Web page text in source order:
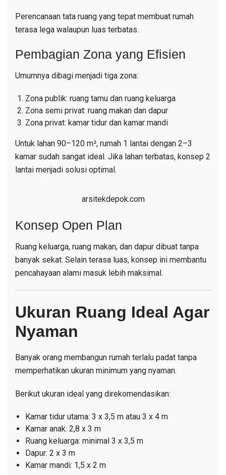
Perencanaan tata ruang yang tepat membuat rumah
terasa lega walaupun luas terbatas.
Pembagian Zona yang Efisien
Umumnya dibagi menjadi tiga zona:
Zona publik: ruang tamu dan ruang keluarga
Zona semi privat: ruang makan dan dapur
Zona privat: kamar tidur dan kamar mandi
Untuk lahan 90–120 m², rumah 1 lantai dengan 2–3
kamar sudah sangat ideal. Jika lahan terbatas, konsep 2
lantai menjadi solusi optimal.
arsitekdepok.com
Konsep Open Plan
Ruang keluarga, ruang makan, dan dapur dibuat tanpa
banyak sekat. Selain terasa luas, konsep ini membantu
pencahayaan alami masuk lebih maksimal.
Ukuran Ruang Ideal Agar
Nyaman
Banyak orang membangun rumah terlalu padat tanpa
memperhatikan ukuran minimum yang nyaman.
Berikut ukuran ideal yang direkomendasikan:
Kamar tidur utama: 3 x 3,5 m atau 3 x 4 m
Kamar anak: 2,8 x 3 m
Ruang keluarga: minimal 3 x 3,5 m
Dapur: 2 x 3 m
Kamar mandi: 1,5 x 2 m